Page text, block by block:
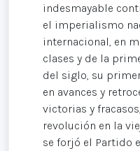
indesmayable
el imperialismo
internacional, en
clases y de la
del siglo, su
en avances y
victorias y
revolución en la
se forjó el Partido